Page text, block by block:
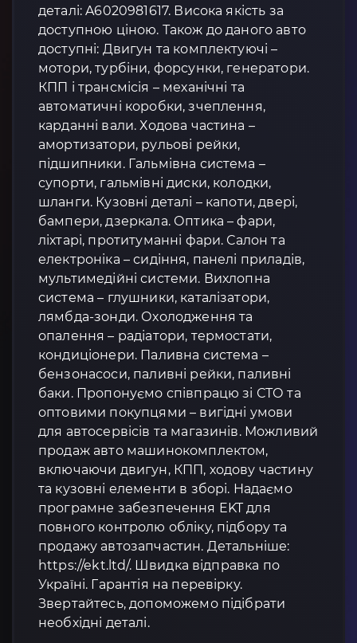
деталі: A6020981617. Висока якість за
доступною ціною. Також до даного авто
доступні: Двигун та комплектуючі –
мотори, турбіни, форсунки, генератори.
КПП і трансмісія – механічні та
автоматичні коробки, зчеплення,
карданні вали. Ходова частина –
амортизатори, рульові рейки,
підшипники. Гальмівна система –
супорти, гальмівні диски, колодки,
шланги. Кузовні деталі – капоти, двері,
бампери, дзеркала. Оптика – фари,
ліхтарі, протитуманні фари. Салон та
електроніка – сидіння, панелі приладів,
мультимедійні системи. Вихлопна
система – глушники, каталізатори,
лямбда-зонди. Охолодження та
опалення – радіатори, термостати,
кондиціонери. Паливна система –
бензонасоси, паливні рейки, паливні
баки. Пропонуємо співпрацю зі СТО та
оптовими покупцями – вигідні умови
для автосервісів та магазинів. Можливий
продаж авто машинокомплектом,
включаючи двигун, КПП, ходову частину
та кузовні елементи в зборі. Надаємо
програмне забезпечення EKT для
повного контролю обліку, підбору та
продажу автозапчастин. Детальніше:
https://ekt.ltd/. Швидка відправка по
Україні. Гарантія на перевірку.
Звертайтесь, допоможемо підібрати
необхідні деталі.